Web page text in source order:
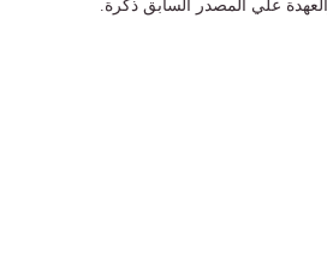
علي المصدر السابق ذكرة.